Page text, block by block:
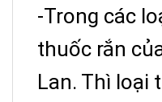
-Trong các
thuốc rắn
Lan. Thì loại